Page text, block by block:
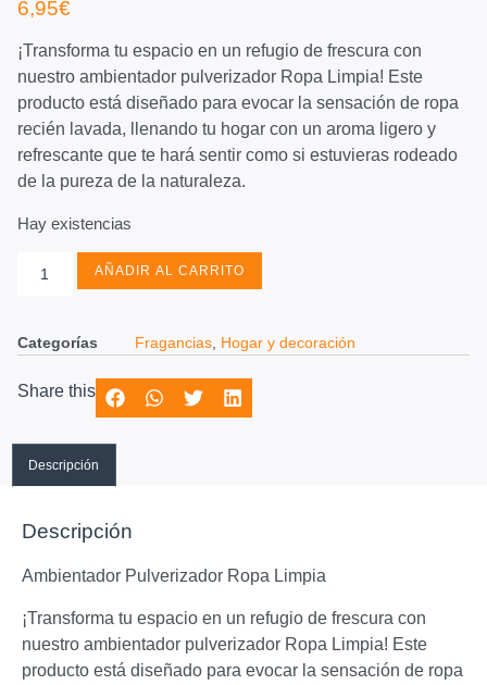
6,95€
¡Transforma tu espacio en un refugio de frescura con
nuestro ambientador pulverizador Ropa Limpia! Este
producto está diseñado para evocar la sensación de ropa
recién lavada, llenando tu hogar con un aroma ligero y
refrescante que te hará sentir como si estuvieras rodeado
de la pureza de la naturaleza.
Hay existencias
AÑADIR AL CARRITO
Categorías Fragancias Hogar y decoración
Share this
Descripción
Descripción
Ambientador Pulverizador Ropa Limpia
¡Transforma tu espacio en un refugio de frescura con
nuestro ambientador pulverizador Ropa Limpia! Este
producto está diseñado para evocar la sensación de ropa